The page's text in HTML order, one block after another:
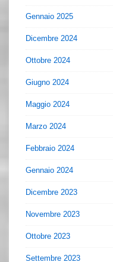
Gennaio 2025
Dicembre 2024
Ottobre 2024
Giugno 2024
Maggio 2024
Marzo 2024
Febbraio 2024
Gennaio 2024
Dicembre 2023
Novembre 2023
Ottobre 2023
Settembre 2023